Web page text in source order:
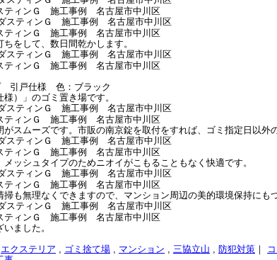
ティンＧ 施工事例 名古屋市中川区
ティンＧ 施工事例 名古屋市中川区
をして、数日間乾かします。
ティンＧ 施工事例 名古屋市中川区
引戸仕様 色：ブラック
）」のゴミ置き場です。
ティンＧ 施工事例 名古屋市中川区
スムーズです。市販の南京錠を取付をすれば、ゴミ指定日以外
ティンＧ 施工事例 名古屋市中川区
ッシュタイプのためニオイがこもることもなく快適です。
ティンＧ 施工事例 名古屋市中川区
も無理なくできますので、マンション周辺の美的環境保持にも
ティンＧ 施工事例 名古屋市中川区
ました。
エクステリア , ゴミ捨て場 , マンション , 三協立山 , 防犯対策 ｜